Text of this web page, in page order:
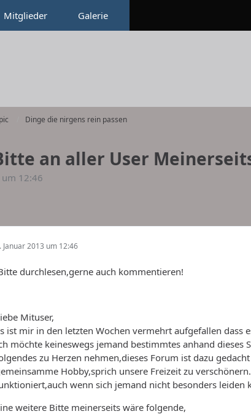
Mitglieder Galerie
Dinge die nirgens rein passen
an aller User
um 12:46
Januar 2013 um 12:46
durchlesen,gerne auch kommentieren!
Mituser,
ist mir in den letzten Wochen vermehrt aufgefallen
möchte keineswegs jemand bestimmtes anhand
zu Herzen nehmen,dieses Forum ist dazu
Hobby,sprich unsere Freizeit zu
wenn sich jemand nicht besonders leiden
weitere Bitte meinerseits wäre folgende,